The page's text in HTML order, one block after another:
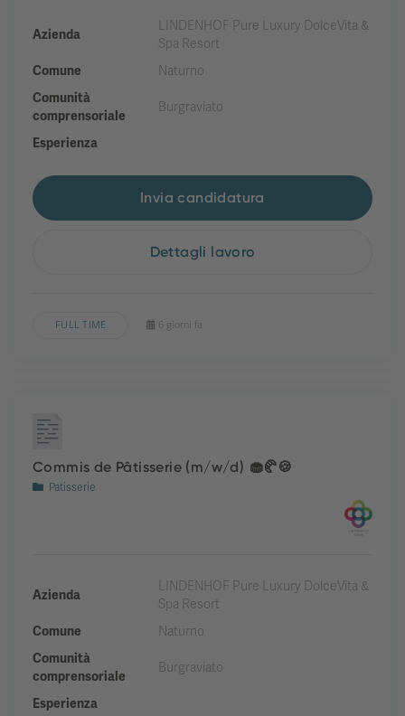
Azienda
LINDENHOF Pure Luxury DolceVita &
Spa Resort
Comune
Naturno
Comunità
comprensoriale
Burgraviato
Esperienza
Invia candidatura
Dettagli lavoro
FULL TIME 6 giorni fa
Commis de Pâtisserie (m/w/d) 🧁🥐🍪
Patisserie
Azienda
LINDENHOF Pure Luxury DolceVita &
Spa Resort
Comune
Naturno
Comunità
comprensoriale
Burgraviato
Esperienza